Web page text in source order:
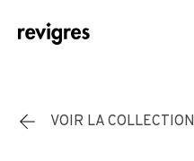
Aller au contenu principal
VOIR LA COLLECTION